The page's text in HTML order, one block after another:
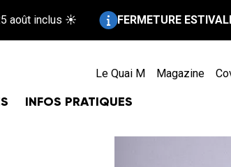
☀️
Information :
FERMETURE ESTIVALE !Repos
Le Quai M Magazine
INFOS PRATIQUES